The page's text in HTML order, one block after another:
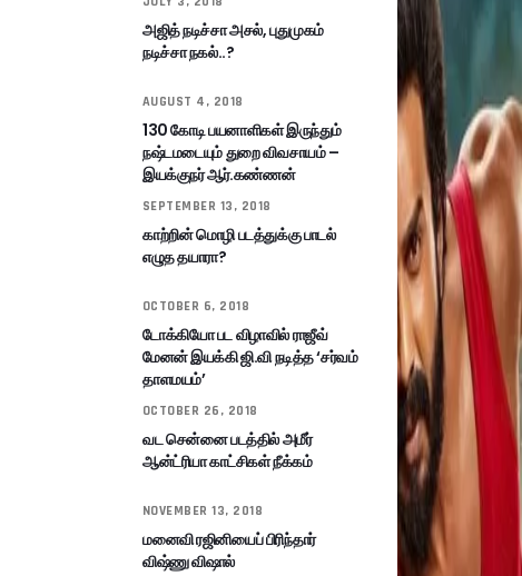
அஜித் நடிச்சா அசல், புதுமுகம்
நடிச்சா நகல்..?
AUGUST 4, 2018
130 கோடி பயனாளிகள் இருந்தும்
நஷ்டமடையும் துறை விவசாயம் –
இயக்குநர் ஆர்.கண்ணன்
SEPTEMBER 13, 2018
காற்றின் மொழி படத்துக்கு பாடல்
எழுத தயாரா?
OCTOBER 6, 2018
டோக்கியோ பட விழாவில் ராஜீவ்
மேனன் இயக்கி ஜி.வி நடித்த ‘சர்வம்
தாளமயம்’
OCTOBER 26, 2018
வட சென்னை படத்தில் அமீர்
ஆன்ட்ரியா காட்சிகள் நீக்கம்
NOVEMBER 13, 2018
மனைவி ரஜினியைப் பிரிந்தார்
விஷ்ணு விஷால்